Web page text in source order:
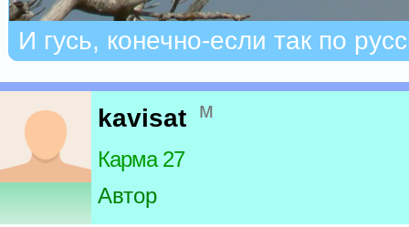
И гусь, конечно-если так по
kavisat м
Карма 27
Автор